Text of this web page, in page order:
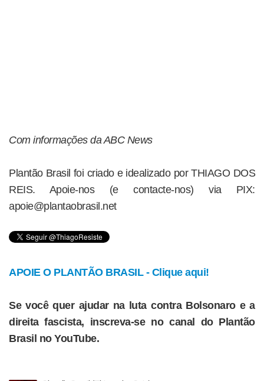
Com informações da ABC News
Plantão Brasil foi criado e idealizado por THIAGO DOS
REIS. Apoie-nos (e contacte-nos) via PIX:
apoie@plantaobrasil.net
APOIE O PLANTÃO BRASIL - Clique aqui!
Se você quer ajudar na luta contra Bolsonaro e a
direita fascista, inscreva-se no canal do Plantão
Brasil no YouTube.